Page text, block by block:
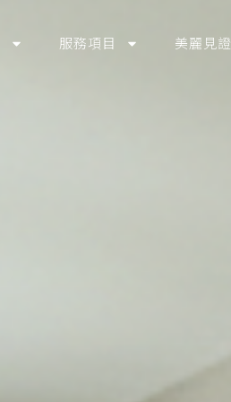
服務項目 美麗見證